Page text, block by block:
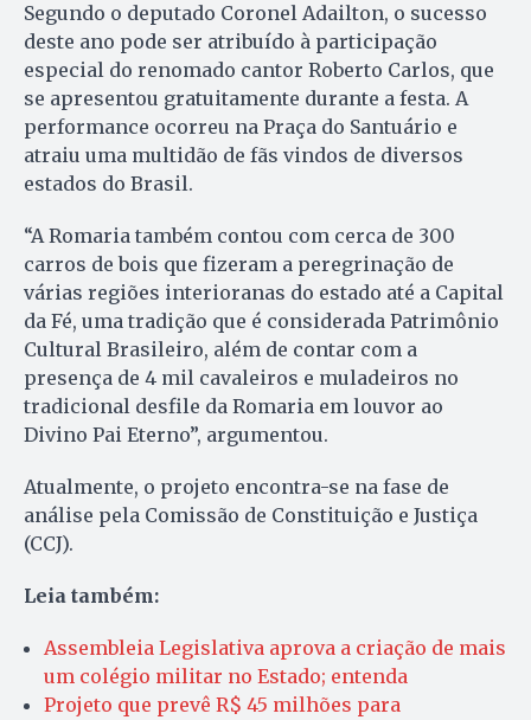
Segundo o deputado Coronel Adailton, o sucesso
deste ano pode ser atribuído à participação
especial do renomado cantor Roberto Carlos, que
se apresentou gratuitamente durante a festa. A
performance ocorreu na Praça do Santuário e
atraiu uma multidão de fãs vindos de diversos
estados do Brasil.
“A Romaria também contou com cerca de 300
carros de bois que fizeram a peregrinação de
várias regiões interioranas do estado até a Capital
da Fé, uma tradição que é considerada Patrimônio
Cultural Brasileiro, além de contar com a
presença de 4 mil cavaleiros e muladeiros no
tradicional desfile da Romaria em louvor ao
Divino Pai Eterno”, argumentou.
Atualmente, o projeto encontra-se na fase de
análise pela Comissão de Constituição e Justiça
(CCJ).
Leia também:
Assembleia Legislativa aprova a criação de mais
um colégio militar no Estado; entenda
Projeto que prevê R$ 45 milhões para